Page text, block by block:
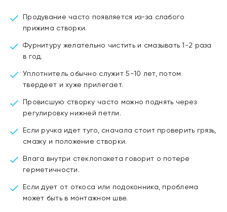
Продувание часто появляется из-за слабого
прижима створки.
Фурнитуру желательно чистить и смазывать 1-2 раза
в год.
Уплотнитель обычно служит 5-10 лет, потом
твердеет и хуже прилегает.
Провисшую створку часто можно поднять через
регулировку нижней петли.
Если ручка идет туго, сначала стоит проверить грязь,
смазку и положение створки.
Влага внутри стеклопакета говорит о потере
герметичности.
Если дует от откоса или подоконника, проблема
может быть в монтажном шве.